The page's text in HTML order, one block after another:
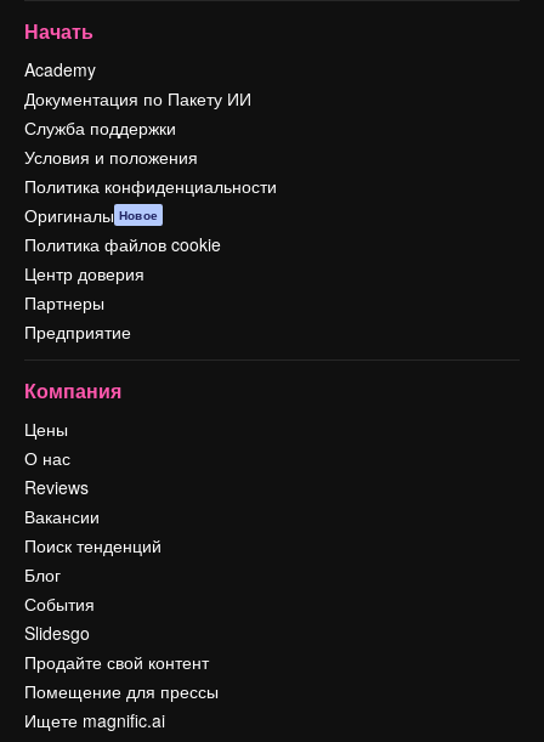
Начать
Academy
Документация по Пакету ИИ
Служба поддержки
Условия и положения
Политика конфиденциальности
Оригиналы Новое
Политика файлов cookie
Центр доверия
Партнеры
Предприятие
Компания
Цены
О нас
Reviews
Вакансии
Поиск тенденций
Блог
События
Slidesgo
Продайте свой контент
Помещение для прессы
Ищете magnific.ai